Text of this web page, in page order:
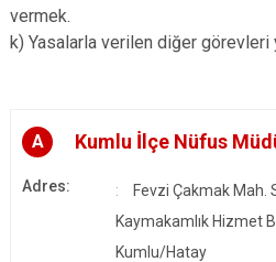
vermek.
k) Yasalarla verilen diğer görevleri
A Kumlu İlçe Nüfus
Adres:
Fevzi Çakmak Mah.
Kaymakamlık Hizmet
Kumlu/Hatay